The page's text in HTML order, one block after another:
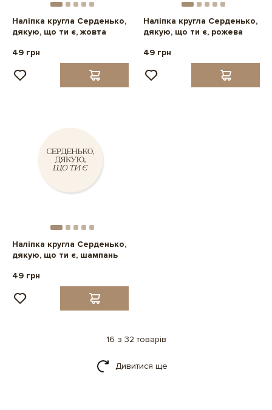
Наліпка кругла Серденько,
дякую, що ти є, жовта
49 грн
Наліпка кругла Серденько,
дякую, що ти є, рожева
49 грн
Наліпка кругла Серденько,
дякую, що ти є, шампань
49 грн
16 з 32 товарів
Дивитися ще